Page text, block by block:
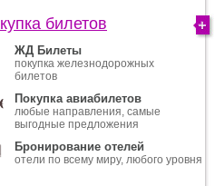
билетов
ЖД Билеты
покупка железнодорожных
билетов
Покупка авиабилетов
любые направления, самые
выгодные предложения
Бронирование отелей
отели по всему миру, любого уровня